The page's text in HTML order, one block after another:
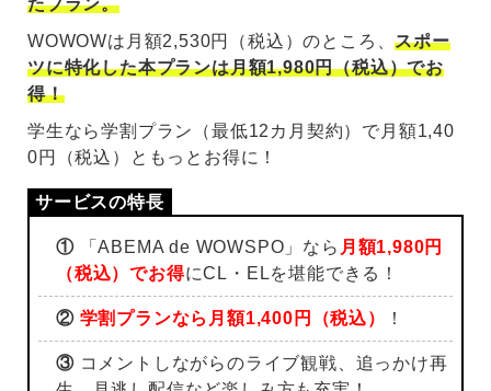
たプラン。
WOWOWは月額2,530円（税込）のところ、スポー
ツに特化した本プランは月額1,980円（税込）でお
得！
学生なら学割プラン（最低12カ月契約）で月額1,40
0円（税込）ともっとお得に！
①「ABEMA de WOWSPO」なら 月額1,980円
（税込）でお得にCL・ELを堪能できる！
② 学割プランなら月額1,400円（税込） ！
③コメントしながらのライブ観戦、追っかけ再